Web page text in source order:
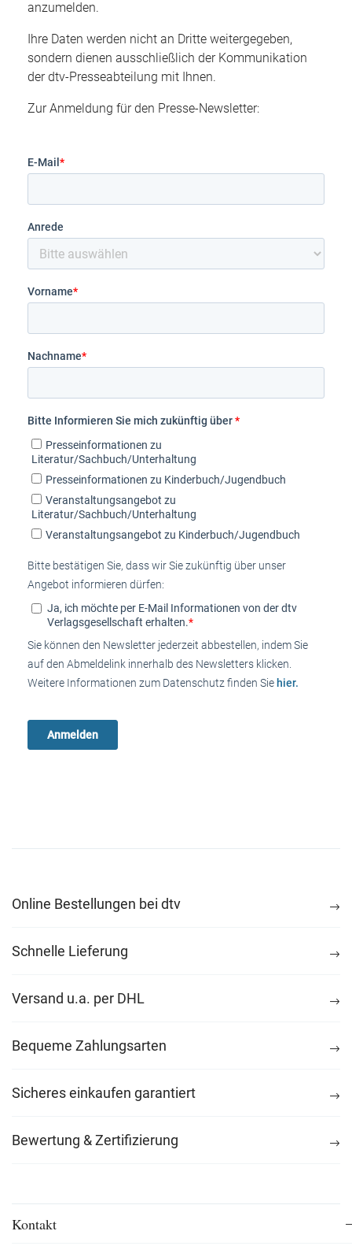
anzumelden.
Ihre Daten werden nicht an Dritte weitergegeben,
sondern dienen ausschließlich der Kommunikation
der dtv-Presseabteilung mit Ihnen.
Zur Anmeldung für den Presse-Newsletter:
E-Mail *
Anrede
Vorname*
Nachname*
Bitte Informieren Sie mich zukünftig über*
Presseinformationen zu
Literatur/Sachbuch/Unterhaltung
Presseinformationen zu Kinderbuch/Jugendbuch
Veranstaltungsangebot zu
Literatur/Sachbuch/Unterhaltung
Veranstaltungsangebot zu Kinderbuch/Jugendbuch
Bitte bestätigen Sie, dass wir Sie zukünftig über unser
Angebot informieren dürfen:
Ja, ich möchte per E-Mail Informationen von der dtv
Verlagsgesellschaft erhalten.*
Sie können den Newsletter jederzeit abbestellen, indem Sie
auf den Abmeldelink innerhalb des Newsletters klicken.
Weitere Informationen zum Datenschutz finden Sie hier.
Online Bestellungen bei dtv
Schnelle Lieferung
Versand u.a. per DHL
Bequeme Zahlungsarten
Sicheres einkaufen garantiert
Bewertung & Zertifizierung
Kontakt